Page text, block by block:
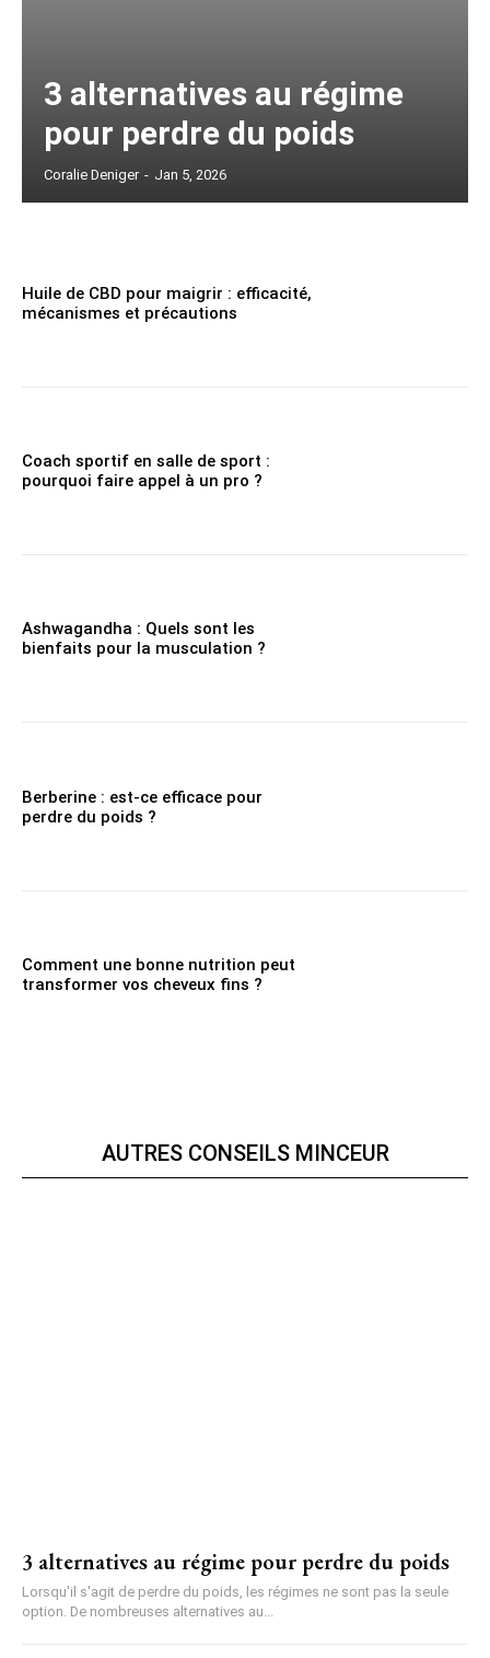
3 alternatives au régime
pour perdre du poids
Coralie Deniger - Jan 5, 2026
Huile de CBD pour maigrir : efficacité,
mécanismes et précautions
Coach sportif en salle de sport :
pourquoi faire appel à un pro ?
Ashwagandha : Quels sont les
bienfaits pour la musculation ?
Berberine : est-ce efficace pour
perdre du poids ?
Comment une bonne nutrition peut
transformer vos cheveux fins ?
AUTRES CONSEILS MINCEUR
3 alternatives au régime pour perdre du poids
Lorsqu'il s'agit de perdre du poids, les régimes ne sont pas la seule
option. De nombreuses alternatives au...